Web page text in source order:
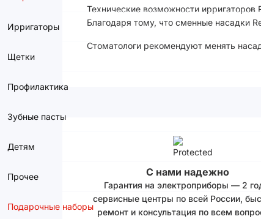
Ирригаторы
Щетки
Профилактика
Зубные пасты
Детям
Прочее
Подарочные наборы
Технические возможности
Благодаря тому, что сменные насадки
Стоматологи рекомендуют менять
С нами надежно
Гарантия на электроприборы — 2
сервисные центры по всей России,
ремонт и консультация по всем